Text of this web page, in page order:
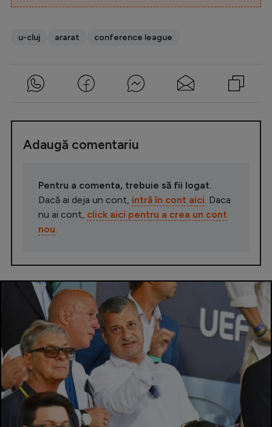
u-cluj ararat conference league
Adaugă comentariu
Pentru a comenta, trebuie să fii logat.
Dacă ai deja un cont, intră în cont aici . Daca
nu ai cont, click aici pentru a crea un cont
nou